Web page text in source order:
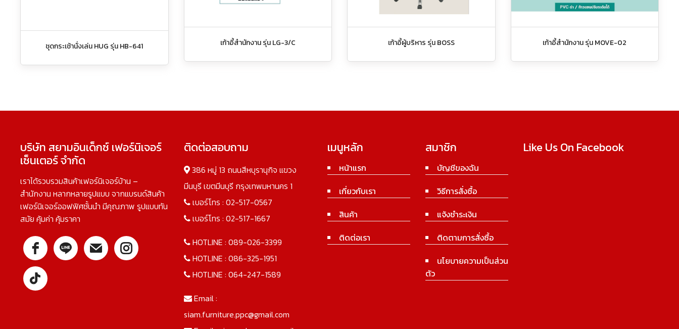
ชุดกระเช้านั่งเล่น HUG รุ่น HB-641 เก้าอี้สำนักงาน รุ่น LG-3/C เก้าอี้ผู้บริหาร รุ่น BOSS เก้าอี้สำนักงาน รุ่น MOVE-02
บริษัท สยามอินเด็กซ์ เฟอร์นิเจอร์
เซ็นเตอร์ จำกัด
เราได้รวบรวมสินค้าเฟอร์นิเจอร์บ้าน –
สำนักงาน หลากหลายรูปแบบ จากแบรนด์สินค้า
เฟอร์นิเจอร์ออฟฟิศชั้นนำ มีคุณภาพ รูปแบบทัน
สมัย คุ้มค่า คุ้มราคา
ติดต่อสอบถาม
386 หมู่ 13 ถนนสีหบุรานุกิจ แขวง
มีนบุรี เขตมีนบุรี กรุงเทพมหานคร 1
เบอร์โทร : 02-517-0567
เบอร์โทร : 02-517-1667
HOTLINE : 089-026-3399
HOTLINE : 086-325-1951
HOTLINE : 064-247-1589
Email :
siam.furniture.ppc@gmail.com
เมนูหลัก
หน้าแรก
เกี่ยวกับเรา
สินค้า
ติดต่อเรา
สมาชิก
บัญชีของฉัน
วิธีการสั่งซื้อ
แจ้งชำระเงิน
ติดตามการสั่งซื้อ
นโยบายความเป็นส่วน
ตัว
Like Us On Facebook